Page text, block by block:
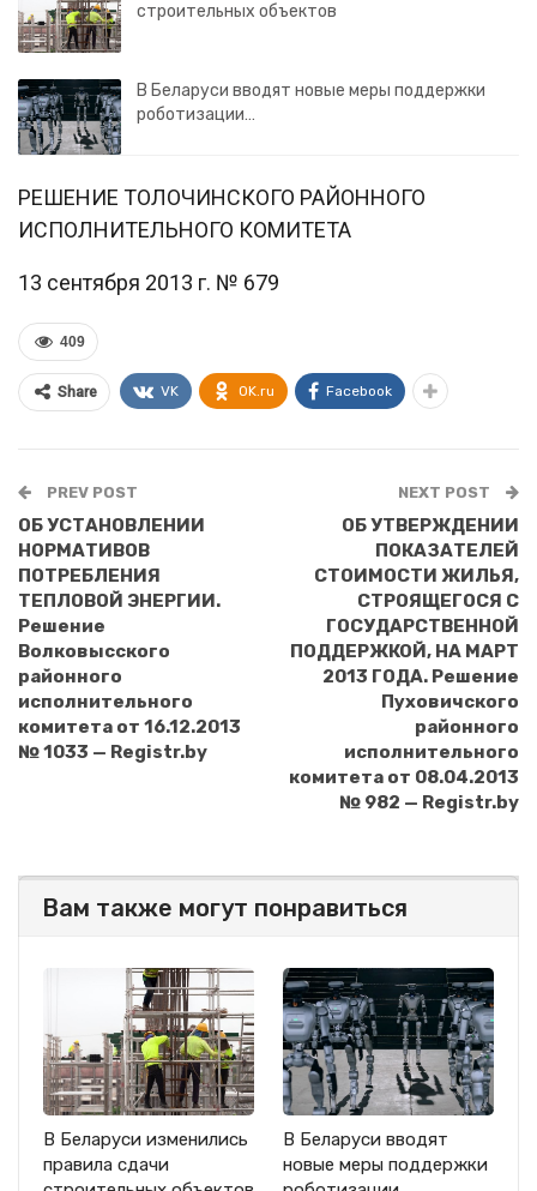
строительных объектов
В Беларуси вводят новые меры поддержки
роботизации…
РЕШЕНИЕ ТОЛОЧИНСКОГО РАЙОННОГО
ИСПОЛНИТЕЛЬНОГО КОМИТЕТА
13 сентября 2013 г. № 679
409
Share VK OK.ru Facebook
PREV POST
ОБ УСТАНОВЛЕНИИ
НОРМАТИВОВ
ПОТРЕБЛЕНИЯ
ТЕПЛОВОЙ ЭНЕРГИИ.
Решение
Волковысского
районного
исполнительного
комитета от 16.12.2013
№ 1033 — Registr.by
NEXT POST
ОБ УТВЕРЖДЕНИИ
ПОКАЗАТЕЛЕЙ
СТОИМОСТИ ЖИЛЬЯ,
СТРОЯЩЕГОСЯ С
ГОСУДАРСТВЕННОЙ
ПОДДЕРЖКОЙ, НА МАРТ
2013 ГОДА. Решение
Пуховичского
районного
исполнительного
комитета от 08.04.2013
№ 982 — Registr.by
Вам также могут понравиться
В Беларуси изменились
правила сдачи
В Беларуси вводят
новые меры поддержки